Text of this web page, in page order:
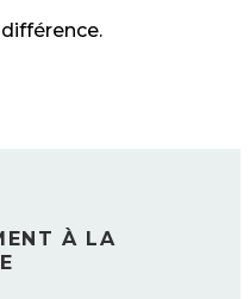
À LA